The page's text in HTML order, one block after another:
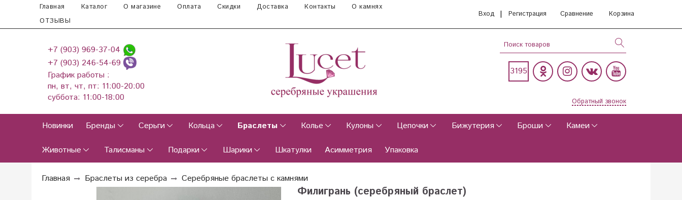
Главная Каталог О магазине Оплата Скидки Доставка Контакты
О камнях
ОТЗЫВЫ
Вход | Регистрация Сравнение Корзина
+7 (903) 969-37-04
+7 (903) 246-54-69
График работы :
пн, вт, чт, пт: 11:00-20:00
суббота: 11:00-18:00
3195
Обратный звонок
Новинки Бренды Серьги Кольца Браслеты Колье Кулоны Цепочки Бижутерия Броши Камеи
Животные Талисманы Подарки Шарики Шкатулки Асимметрия Упаковка
Главная Браслеты из серебра Серебряные браслеты с камнями
Филигрань (серебряный браслет)